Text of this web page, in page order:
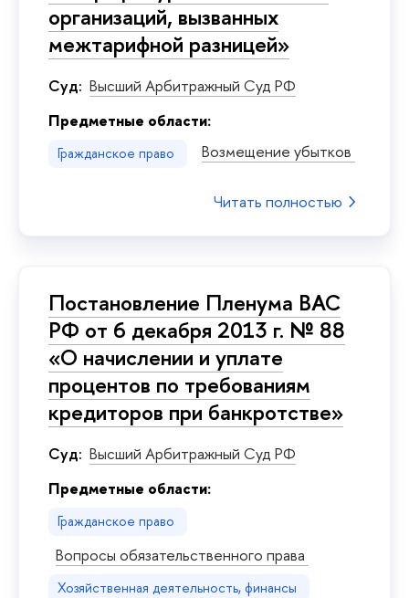
организаций, вызванных
межтарифной разницей»
Суд: Высший Арбитражный Суд РФ
Предметные области:
Гражданское право Возмещение убытков
Читать полностью
Постановление Пленума ВАС
РФ от 6 декабря 2013 г. № 88
«О начислении и уплате
процентов по требованиям
кредиторов при банкротстве»
Суд: Высший Арбитражный Суд РФ
Предметные области:
Гражданское право
Вопросы обязательственного права
Хозяйственная деятельность, финансы